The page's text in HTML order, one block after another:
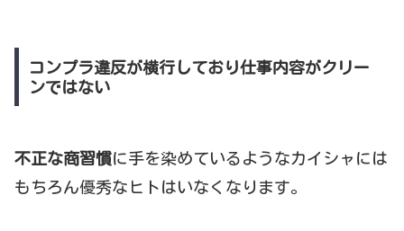
コンプラ違反が横行しており仕事内容がクリー
ンではない
不正な商習慣に手を染めているようなカイシャには
もちろん優秀なヒトはいなくなります。